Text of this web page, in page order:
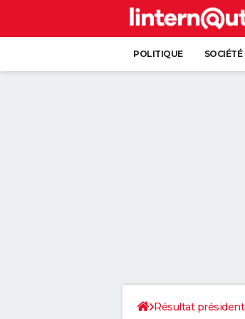
POLITIQUE SOCIÉTÉ
Résultat